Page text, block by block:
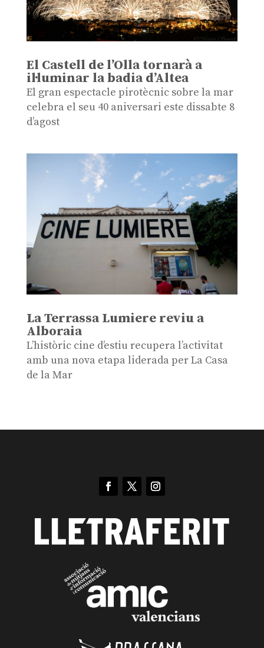
El Castell de l’Olla tornarà a
il·luminar la badia d’Altea
El gran espectacle pirotècnic sobre la mar
celebra el seu 40 aniversari este dissabte 8
d’agost
La Terrassa Lumiere reviu a
Alboraia
L’històric cine d’estiu recupera l’activitat
amb una nova etapa liderada per La Casa
de la Mar